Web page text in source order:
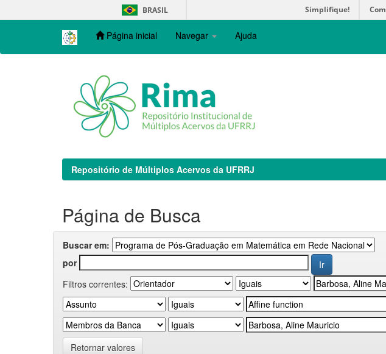
navigation
BRASIL Simplifique!
Página inicial Navegar Ajuda
Repositório de Múltiplos Acervos da UFRRJ
Página de Busca
Buscar em:
por
Filtros correntes:
Retornar valores